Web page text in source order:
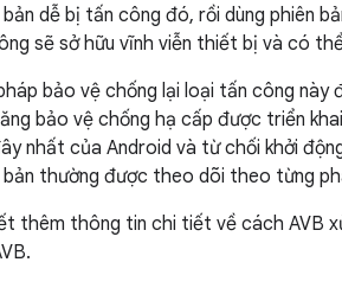
bản dễ bị tấn công đó, rồi dùng phiên
sẽ sở hữu vĩnh viễn thiết bị và có
bảo vệ chống lại loại tấn công này
bảo vệ chống hạ cấp được triển
nhất của Android và từ chối khởi
bản thường được theo dõi theo từng
thêm thông tin chi tiết về cách AVB